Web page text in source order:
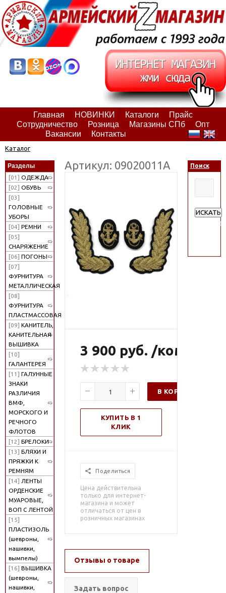
Главная НОВИНКИ Каталоги
Прайс
Сотрудничество
Розница Магазины СПб
Опт
Вакансии
Контакты
Каталог
Разделы
[01] ОДЕЖДА
[02] ОБУВЬ
[03]
ГОЛОВНЫЕ
УБОРЫ
[04] РЕМНИ
[05]
СНАРЯЖЕНИЕ
[06] ПОГОНЫ
[07]
ФУРНИТУРА
МЕТАЛЛИЧЕСКАЯ
[08]
ФУРНИТУРА
ПЛАСТМАССОВАЯ
[09] КАНИТЕЛЬ,
КАНИТЕЛЬНАЯ
ВЫШИВКА
[10]
ГАЛАНТЕРЕЯ
[11] ГАЛУННЫЕ
ЗНАКИ
РАЗЛИЧИЯ
ВМФ,
МОРСКОГО И
РЕЧНОГО
ФЛОТОВ
[12] БРЕЛОКИ
[13] БЛЯХИ И
ПРЯЖКИ К
РЕМНЯМ
[14] ЛЕНТЫ
ОРДЕНСКИЕ
МУАРОВЫЕ,
ВОП С ЛЕНТОЙ
[15]
ПЛАСТИЗОЛЬ
(шевроны,
нашивки,
вымпелы)
[16] ВЫШИВКА
(шевроны,
нашивки,
Артикул: 09020011А
3 900 руб. /компл
В КОРЗИНУ
КУПИТЬ В 1
КЛИК
Поделиться
Цена действительна
только для интернет-
магазина и может
отличаться от цен в
розничных магазинах
Отзывы о товаре
Задать вопрос
Поиск
ИСКАТЬ